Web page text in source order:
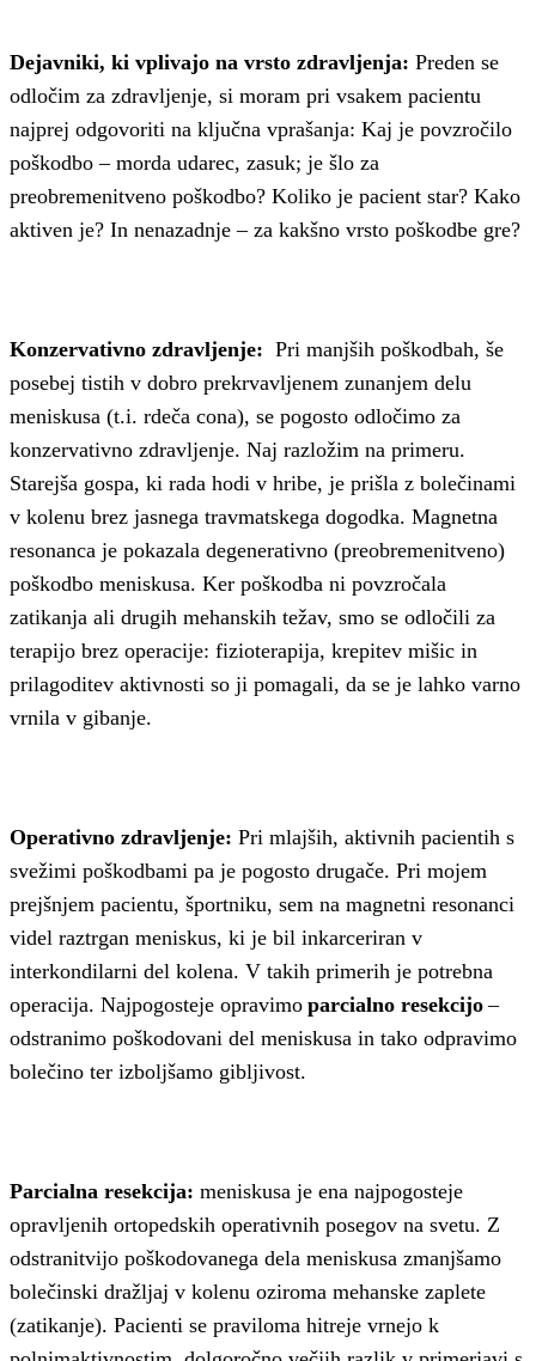
Dejavniki, ki vplivajo na vrsto zdravljenja: Preden se
odločim za zdravljenje, si moram pri vsakem pacientu
najprej odgovoriti na ključna vprašanja: Kaj je povzročilo
poškodbo – morda udarec, zasuk; je šlo za
preobremenitveno poškodbo? Koliko je pacient star? Kako
aktiven je? In nenazadnje – za kakšno vrsto poškodbe gre?
Konzervativno zdravljenje: Pri manjših poškodbah, še
posebej tistih v dobro prekrvavljenem zunanjem delu
meniskusa (t.i. rdeča cona), se pogosto odločimo za
konzervativno zdravljenje. Naj razložim na primeru.
Starejša gospa, ki rada hodi v hribe, je prišla z bolečinami
v kolenu brez jasnega travmatskega dogodka. Magnetna
resonanca je pokazala degenerativno (preobremenitveno)
poškodbo meniskusa. Ker poškodba ni povzročala
zatikanja ali drugih mehanskih težav, smo se odločili za
terapijo brez operacije: fizioterapija, krepitev mišic in
prilagoditev aktivnosti so ji pomagali, da se je lahko varno
vrnila v gibanje.
Operativno zdravljenje: Pri mlajših, aktivnih pacientih s
svežimi poškodbami pa je pogosto drugače. Pri mojem
prejšnjem pacientu, športniku, sem na magnetni resonanci
videl raztrgan meniskus, ki je bil inkarceriran v
interkondilarni del kolena. V takih primerih je potrebna
operacija. Najpogosteje opravimo parcialno resekcijo–
odstranimo poškodovani del meniskusa in tako odpravimo
bolečino ter izboljšamo gibljivost.
Parcialna resekcija: meniskusa je ena najpogosteje
opravljenih ortopedskih operativnih posegov na svetu. Z
odstranitvijo poškodovanega dela meniskusa zmanjšamo
bolečinski dražljaj v kolenu oziroma mehanske zaplete
(zatikanje). Pacienti se praviloma hitreje vrnejo k